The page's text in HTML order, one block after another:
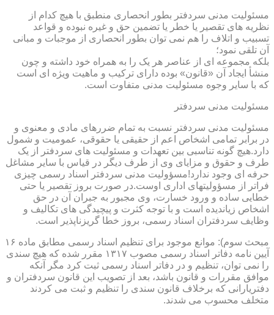
مسئولیت مدنی سردفتر بطور انحصاری منطبق با هیچ کدام از
نظریه های تقصیر یا خطر یا تضمین حق و غیره نبوده و قواعد
تسبیب و اتلاف را هم نمی توان بطور انحصاری از موجبات و مبانی
آن تلقی نمود؛
بلکه مجموعه ای از عناصر هر یک را به همراه خود داشته و چون
منشأ ایجاد آن «قانون» بوده دارای ترکیب و ماهیت ویژه ای است
که با سایر وجوه مسئولیت مدنی متفاوت است.
مسئولیت مدنی سردفتر
مسئولیت مدنی سردفتر نسبت به تمام ضررهای مادی و معنوی و
در برابر تمامی اشخاص اعم از حقیقی یا حقوقی، عمومیت و شمول
دارد.هیچ گونه تناسبی بین تعهدات و مسئولیت های سردفتر از یک
طرف و حقوق و مزایای وی از طرف دیگر در قیاس با سایر مشاغل
حرفه ای وجود ندارد!مسؤولیت مدنی سردفتر اسناد رسمی چیزی
فراتر از مسؤولیتهای اداری اوست.در صورت بروز تقصیر یا حتی
خطایی ساده و ورود خسارت، وی مجبور به جبران آن در حق
اشخاص زیاندیده است و با توجه کثرت و پیچیدگی های تکالیف و
وظایف سردفتران اسناد رسمی، بروز خطا گریزناپذیر است.
مبحث سوم): موانع موجود برای تنظیم اسناد رسمی مطابق ماده ۱۶
آیین نامه دفاتر اسناد رسمی مصوب ۱۳۱۷ مقرر شده که هیچ سندی
را نمی توان، تنظیم و در دفاتر اسناد رسمی ثبت کرد مگر آنکه
موافق مقررات و قانون باشد، بعد از تصویب این قانون سردفتران و
دفتریارانی که برخلاف قانون سندی را تنظیم و ثبت می کردند
متخلف محسوب می شدند.